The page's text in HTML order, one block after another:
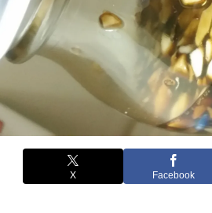
X Facebook